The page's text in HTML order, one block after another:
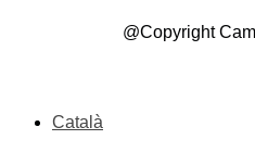
@Copyright
Català